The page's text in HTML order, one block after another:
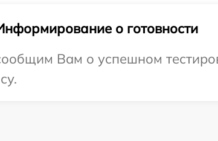
о готовности
Вам о успешном